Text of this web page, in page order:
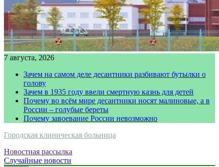
7 августа, 2026
Зачем на самом деле десантники разбивают бутылки о
голову
Зачем в 1935 году ввели смертную казнь для детей
Почему во всём мире десантники носят малиновые, а в
России – голубые береты
Почему завоевание России невозможно
Городская клиническая больница
Новостная рассылка
Случайные новости